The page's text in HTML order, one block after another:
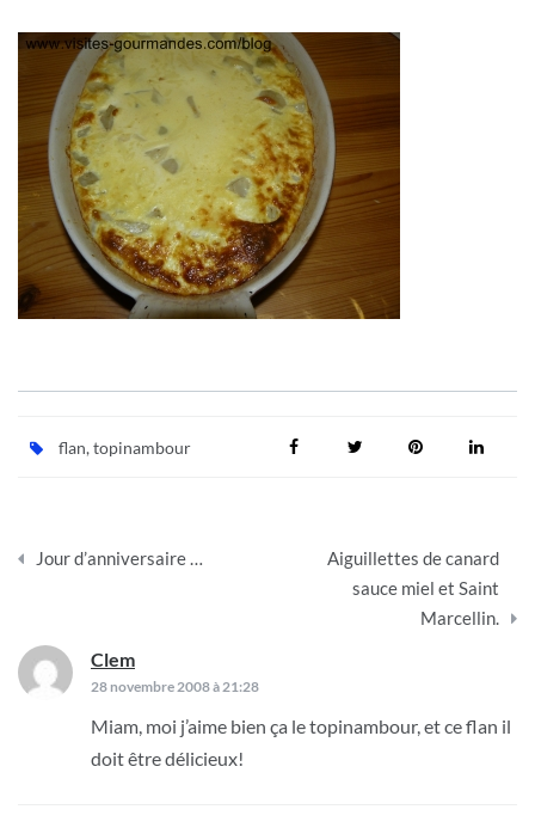
flan,topinambour
Jour d’anniversaire …
Aiguillettes de canard
sauce miel et Saint
Marcellin.
Clem
28 novembre 2008 à 21:28
Miam, moi j’aime bien ça le topinambour, et ce flan il
doit être délicieux!